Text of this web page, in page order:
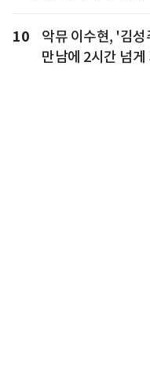
10
악뮤 이수현, '김
만남에 2시간 넘